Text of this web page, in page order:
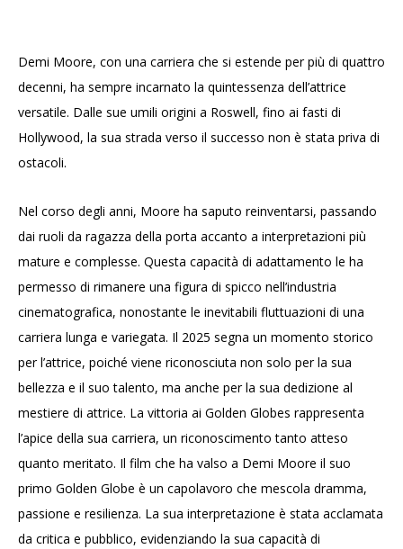
Demi Moore, con una carriera che si estende per più di quattro
decenni, ha sempre incarnato la quintessenza dell’attrice
versatile. Dalle sue umili origini a Roswell, fino ai fasti di
Hollywood, la sua strada verso il successo non è stata priva di
ostacoli.
Nel corso degli anni, Moore ha saputo reinventarsi, passando
dai ruoli da ragazza della porta accanto a interpretazioni più
mature e complesse. Questa capacità di adattamento le ha
permesso di rimanere una figura di spicco nell’industria
cinematografica, nonostante le inevitabili fluttuazioni di una
carriera lunga e variegata. Il 2025 segna un momento storico
per l’attrice, poiché viene riconosciuta non solo per la sua
bellezza e il suo talento, ma anche per la sua dedizione al
mestiere di attrice. La vittoria ai Golden Globes rappresenta
l’apice della sua carriera, un riconoscimento tanto atteso
quanto meritato. Il film che ha valso a Demi Moore il suo
primo Golden Globe è un capolavoro che mescola dramma,
passione e resilienza. La sua interpretazione è stata acclamata
da critica e pubblico, evidenziando la sua capacità di